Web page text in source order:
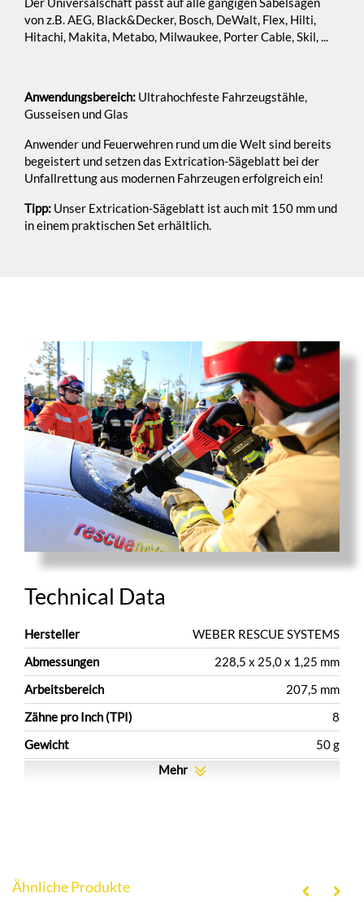
von z.B. AEG, Black&Decker, Bosch, DeWalt, Flex, Hilti,
Hitachi, Makita, Metabo, Milwaukee, Porter Cable, Skil, ...
Anwendungsbereich: Ultrahochfeste Fahrzeugstähle,
Gusseisen und Glas
Anwender und Feuerwehren rund um die Welt sind bereits
begeistert und setzen das Extrication-Sägeblatt bei der
Unfallrettung aus modernen Fahrzeugen erfolgreich ein!
Tipp: Unser Extrication-Sägeblatt ist auch mit 150 mm und
in einem praktischen Set erhältlich.
Technical Data
Hersteller
WEBER RESCUE SYSTEMS
Abmessungen
228,5 x 25,0 x 1,25 mm
Arbeitsbereich
207,5 mm
Zähne pro Inch (TPI)
8
Gewicht
50 g
Mehr
Ähnliche Produkte